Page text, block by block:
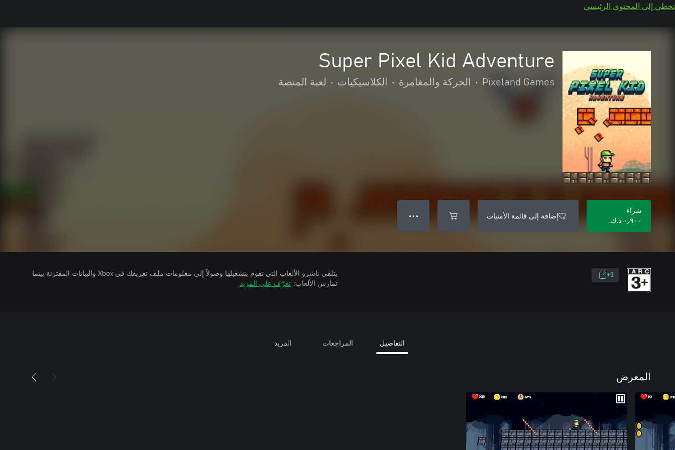
تخطي إلى المحتوى الرئيسي
Super Pixel Kid Adventure
Pixeland Games
• الحركة والمغامرة • الكلاسيكيات • لعبة المنصة
شراء
٠٫٩٠٠ د.ك.‏
إضافة إلى قائمة الأمنيات ● ● ●
3+
يتلقى ناشرو الألعاب التي تقوم بتشغيلها وصولاً إلى معلومات ملف تعريفك في Xbox والبيانات المقترنة بينما
تمارس الألعاب. تعرّف على المزيد
التفاصيل المراجعات المزيد
المعرض